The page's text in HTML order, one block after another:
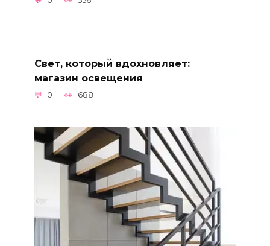
Свет, который вдохновляет:
магазин освещения
0 688